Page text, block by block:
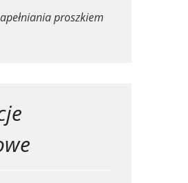
proszkiem